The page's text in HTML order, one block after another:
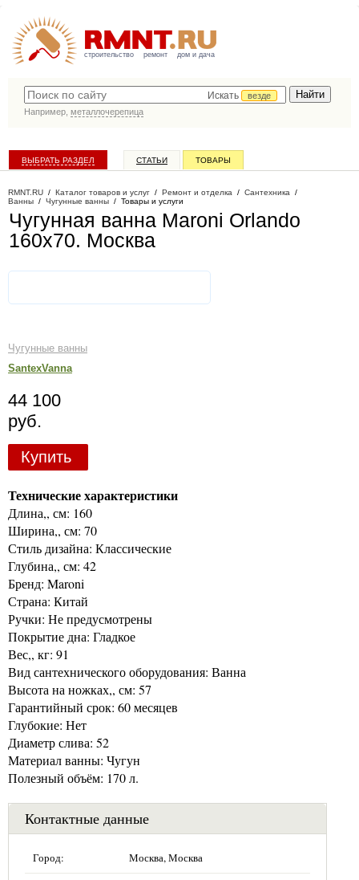
строительство ремонт дом и дача
Искать
везде
Например, металлочерепица
ВЫБРАТЬ РАЗДЕЛ СТАТЬИ ТОВАРЫ
RMNT.RU / Каталог товаров и услуг / Ремонт и отделка / Сантехника /
Ванны / Чугунные ванны / Товары и услуги
Чугунная ванна Maroni Orlando
160х70. Москва
Чугунные ванны
SantexVanna
44 100
руб.
Купить
Технические характеристики
Длина,, см: 160
Ширина,, см: 70
Стиль дизайна: Классические
Глубина,, см: 42
Бренд: Maroni
Страна: Китай
Ручки: Не предусмотрены
Покрытие дна: Гладкое
Вес,, кг: 91
Вид сантехнического оборудования: Ванна
Высота на ножках,, см: 57
Гарантийный срок: 60 месяцев
Глубокие: Нет
Диаметр слива: 52
Материал ванны: Чугун
Полезный объём: 170 л.
Контактные данные
Город: Москва, Москва